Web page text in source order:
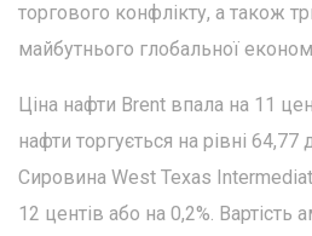
торгового конфлікту, а також
майбутнього глобальної
Ціна нафти Brent впала на 11
нафти торгується на рівні 64,77
Сировина West Texas
12 центів або на 0,2%. Вартість